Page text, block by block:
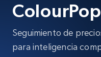
Seguimiento de
para inteligencia